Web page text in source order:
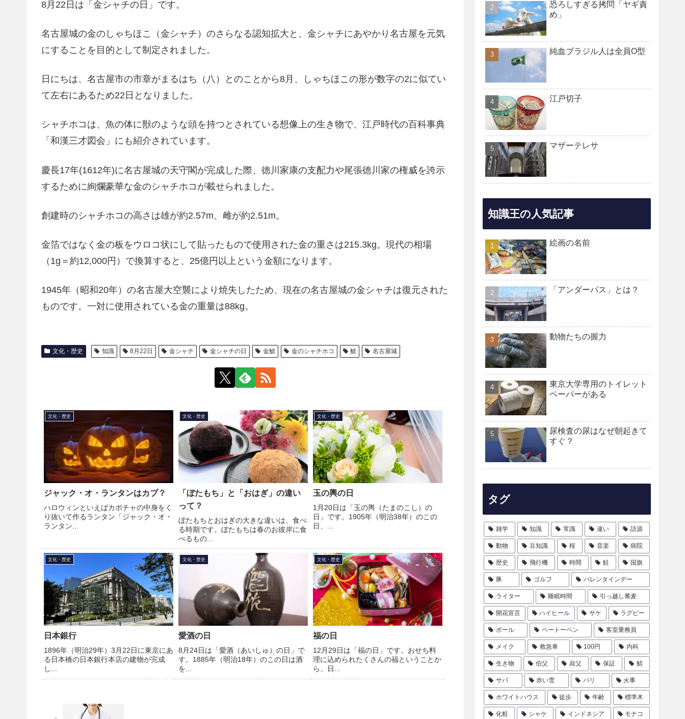
8月22日は「金シャチの日」です。
名古屋城の金のしゃちほこ（金シャチ）のさらなる認知拡大と、金シャチにあやかり名古屋を元気
にすることを目的として制定されました。
日にちは、 名古屋市の市章がまるはち（八）とのことから8月、
しゃちほこの形が数字の2に似てい
て左右にあるため22日となりました。
シャチホコは、魚の体に獣のような頭を持つとされている想像上の生き物で、江戸時代の百科事典
「和漢三才図会」にも紹介されています。
慶長17年(1612年)に名古屋城の天守閣が完成した際、徳川家康の支配力や尾張徳川家の権威を誇示
するために絢爛豪華な金のシャチホコが載せられました。
創建時のシャチホコの高さは雄が約2.57m、雌が約2.51m。
金箔ではなく金の板をウロコ状にして貼ったもので使用された金の重さは215.3kg。現代の相場
（1g＝約12,000円）で換算すると、25億円以上という金額になります。
1945年（昭和20年）の名古屋大空襲により焼失したため、現在の名古屋城の金シャチは復元された
ものです。一対に使用されている金の重量は88kg。
文化・歴史 知識 8月22日 金シャチ 金シャチの日 金鯱 金のシャチホコ 鯱 名古屋城
文化・歴史
ジャック・オ・ランタンはカブ？
ハロウィンといえばカボチャの中身をく
り抜いて作るランタン「ジャック・オ・
ランタン...
文化・歴史
「ぼたもち」と「おはぎ」の違い
って？
ぼたもちとおはぎの大きな違いは、食べ
る時期です。ぼたもちは春のお彼岸に食
べるもの...
文化・歴史
玉の輿の日
1月20日は「玉の輿（たまのこし）の
日」です。1905年（明治38年）のこの
日、...
文化・歴史
日本銀行
1896年（明治29年）3月22日に東京にあ
る日本橋の日本銀行本店の建物が完成
し...
文化・歴史
愛酒の日
8月24日は「愛酒（あいしゅ）の日」で
す。1885年（明治18年）のこの日は酒
を...
文化・歴史
福の日
12月29日は「福の日」です。おせち料
理に込められたくさんの福ということか
ら、日...
恐ろしすぎる拷問「ヤギ責
め」
純血ブラジル人は全員O型
江戸切子
マザーテレサ
知識王の人気記事
絵画の名前
「アンダーパス」とは？
動物たちの握力
東京大学専用のトイレット
ペーパーがある
尿検査の尿はなぜ朝起きて
すぐ？
タグ
雑学 知識 常識 違い 語源
動物 豆知識 桜 音楽 病院
歴史 飛行機 時間 鮭 国旗
豚 ゴルフ バレンタインデー
ライター 睡眠時間 引っ越し蕎麦
開花宣言 ハイヒール サケ ラグビー
ボール ベートーベン 客室乗務員
メイク 救急車 100円 内科
生き物 伯父 叔父 保証 鯖
サバ 赤い雪 パリ 火事
ホワイトハウス 徒歩 年齢 標準木
化粧 シャケ インドネシア モナコ